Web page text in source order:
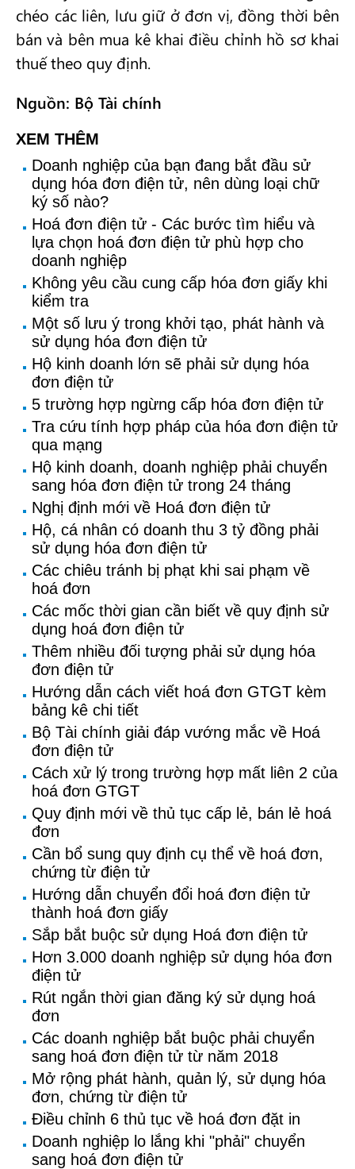
chéo các liên, lưu giữ ở đơn vị, đồng thời bên
bán và bên mua kê khai điều chỉnh hồ sơ khai
thuế theo quy định.
Nguồn: Bộ Tài chính
XEM THÊM
Doanh nghiệp của bạn đang bắt đầu sử
dụng hóa đơn điện tử, nên dùng loại chữ
ký số nào?
Hoá đơn điện tử - Các bước tìm hiểu và
lựa chọn hoá đơn điện tử phù hợp cho
doanh nghiệp
Không yêu cầu cung cấp hóa đơn giấy khi
kiểm tra
Một số lưu ý trong khởi tạo, phát hành và
sử dụng hóa đơn điện tử
Hộ kinh doanh lớn sẽ phải sử dụng hóa
đơn điện tử
5 trường hợp ngừng cấp hóa đơn điện tử
Tra cứu tính hợp pháp của hóa đơn điện tử
qua mạng
Hộ kinh doanh, doanh nghiệp phải chuyển
sang hóa đơn điện tử trong 24 tháng
Nghị định mới về Hoá đơn điện tử
Hộ, cá nhân có doanh thu 3 tỷ đồng phải
sử dụng hóa đơn điện tử
Các chiêu tránh bị phạt khi sai phạm về
hoá đơn
Các mốc thời gian cần biết về quy định sử
dụng hoá đơn điện tử
Thêm nhiều đối tượng phải sử dụng hóa
đơn điện tử
Hướng dẫn cách viết hoá đơn GTGT kèm
bảng kê chi tiết
Bộ Tài chính giải đáp vướng mắc về Hoá
đơn điện tử
Cách xử lý trong trường hợp mất liên 2 của
hoá đơn GTGT
Quy định mới về thủ tục cấp lẻ, bán lẻ hoá
đơn
Cần bổ sung quy định cụ thể về hoá đơn,
chứng từ điện tử
Hướng dẫn chuyển đổi hoá đơn điện tử
thành hoá đơn giấy
Sắp bắt buộc sử dụng Hoá đơn điện tử
Hơn 3.000 doanh nghiệp sử dụng hóa đơn
điện tử
Rút ngắn thời gian đăng ký sử dụng hoá
đơn
Các doanh nghiệp bắt buộc phải chuyển
sang hoá đơn điện tử từ năm 2018
Mở rộng phát hành, quản lý, sử dụng hóa
đơn, chứng từ điện tử
Điều chỉnh 6 thủ tục về hoá đơn đặt in
Doanh nghiệp lo lắng khi "phải" chuyển
sang hoá đơn điện tử